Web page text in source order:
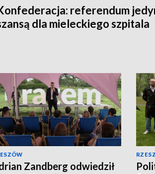
referendum
dla mieleckiego szpitala
Zandberg odwiedził